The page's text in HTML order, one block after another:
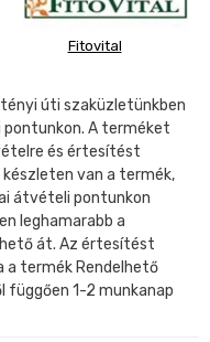
Fitovital
úti szaküzletünkben
A terméket
és értesítést
készleten van a termék,
átvételi pontunkon
leghamarabb a
át. Az értesítést
a termék Rendelhető
1-2 munkanap